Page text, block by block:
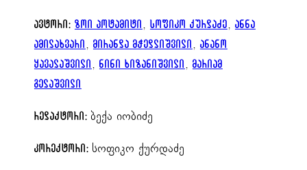
ავტორი: ზოი პოტამიტი , სოფიკო ქურდაძე, ანნა
ამილახვარი , მირანდა მჭედლიშვილი , ანანო
ყავალაშვილი , ნინი ხიზანიშვილი , მარიამ
გელაშვილი
რედაქტორი: ბექა იობიძე
კორექტორი: სოფიკო ქურდაძე